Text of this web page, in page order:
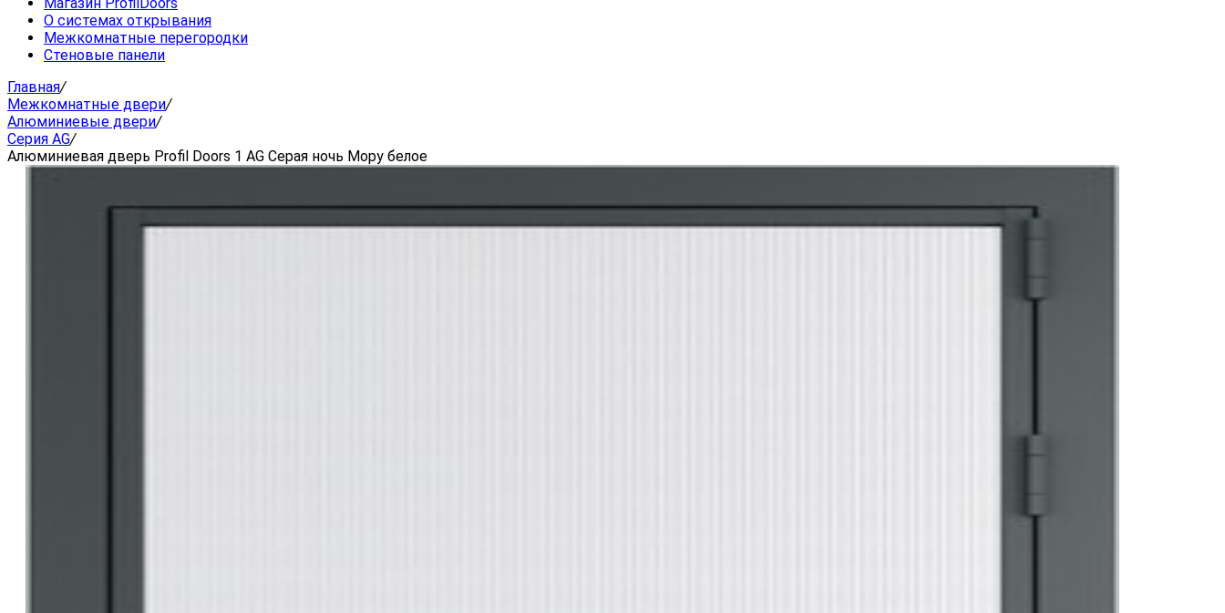
О системах открывания
Межкомнатные перегородки
Стеновые панели
Главная/
Межкомнатные двери/
Алюминиевые двери/
Серия AG/
Алюминиевая дверь Profil Doors 1 AG Серая ночь Мору белое